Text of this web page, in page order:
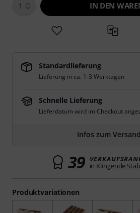
Produktvariationen
1 IN DEN
Standardlieferung
Lieferung in ca. 1-3 Werktagen
Schnelle Lieferung
Lieferdatum wird im Checkout
Infos zum Versand
39 in Klingende